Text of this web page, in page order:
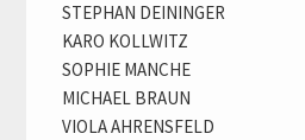
STEPHAN DEININGER
KARO KOLLWITZ
SOPHIE MANCHE
MICHAEL BRAUN
VIOLA AHRENSFELD